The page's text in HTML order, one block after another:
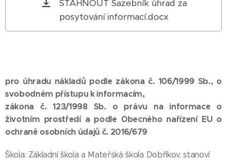
STÁHNOUT Sazebník úhrad za
posytování informací.docx
pro úhradu nákladů podle zákona č. 106/1999 Sb., o
svobodném přístupu k informacím,
zákona č. 123/1998 Sb. o právu na informace o
životním prostředí a podle Obecného nařízení EU o
ochraně osobních údajů č. 2016/679
Škola: Základní škola a Mateřská škola Dobříkov, stanoví